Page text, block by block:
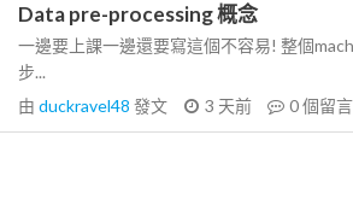
Data pre-processing 概念
一邊要上課一邊還要寫這個不容易! 整個
步...
由 duckravel48 發文 3 天前 0個留言